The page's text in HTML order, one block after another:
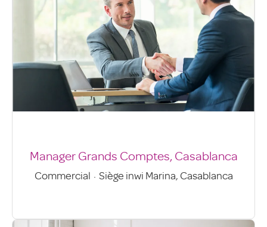
Manager Grands Comptes, Casablanca
Commercial · Siège inwi Marina, Casablanca